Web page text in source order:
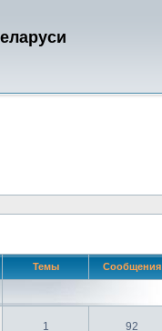
Темы Сообщения
1 92